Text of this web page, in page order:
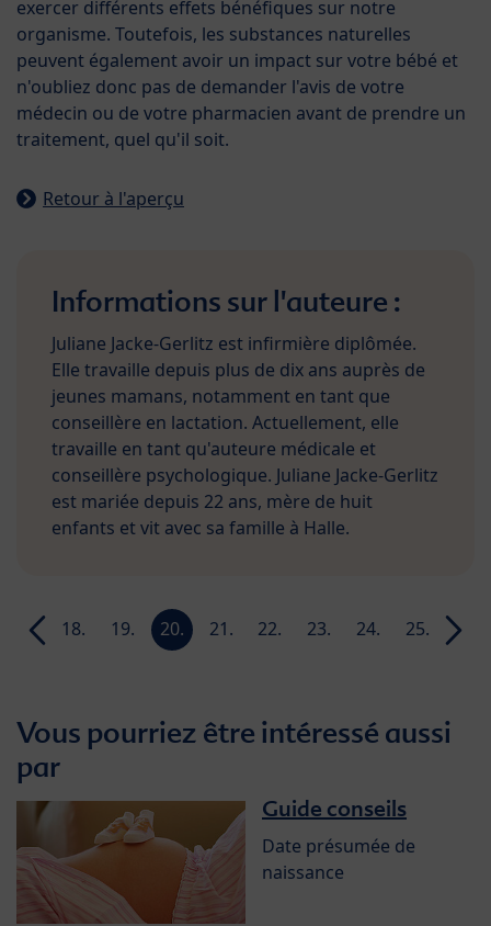
exercer différents effets bénéfiques sur notre
organisme. Toutefois, les substances naturelles
peuvent également avoir un impact sur votre bébé et
n'oubliez donc pas de demander l'avis de votre
médecin ou de votre pharmacien avant de prendre un
traitement, quel qu'il soit.
Retour à l'aperçu
Informations sur l'auteure :
Juliane Jacke-Gerlitz est infirmière diplômée.
Elle travaille depuis plus de dix ans auprès de
jeunes mamans, notamment en tant que
conseillère en lactation. Actuellement, elle
travaille en tant qu'auteure médicale et
conseillère psychologique. Juliane Jacke-Gerlitz
est mariée depuis 22 ans, mère de huit
enfants et vit avec sa famille à Halle.
17.
18.
19.
20.
21.
22.
23.
24.
25.
26.
Vous pourriez être intéressé aussi
par
Guide conseils
Date présumée de
naissance